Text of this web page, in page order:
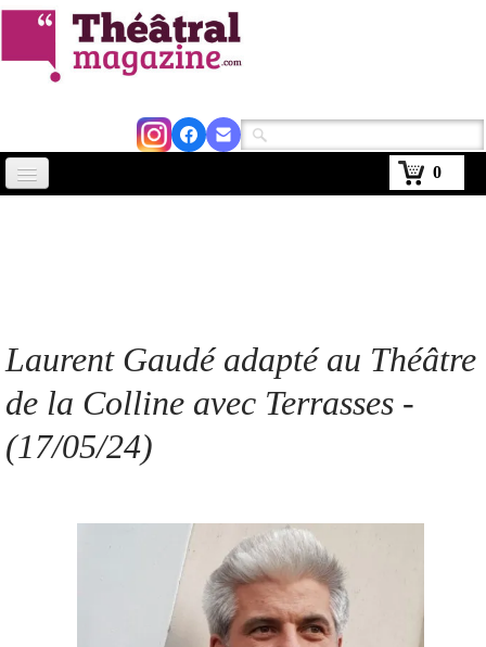
0
Se connecter
Laurent Gaudé adapté au Théâtre
de la Colline avec Terrasses -
(17/05/24)